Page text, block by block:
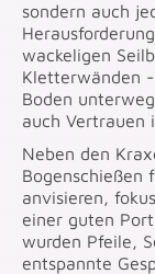
sondern auch
wackeligen
Kletterwänden
Boden
auch Vertrauen
Neben den
Bogenschießen
anvisieren,
einer guten
wurden Pfeile,
entspannte